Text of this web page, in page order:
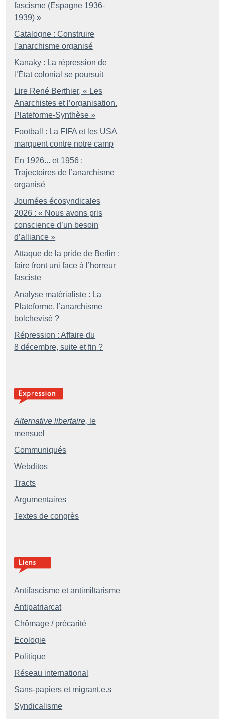
fascisme (Espagne 1936-
1939) »
Catalogne : Construire
l’anarchisme organisé
Kanaky : La répression de
l’État colonial se poursuit
Lire René Berthier, « Les
Anarchistes et l’organisation.
Plateforme-Synthèse »
Football : La FIFA et les USA
marquent contre notre camp
En 1926... et 1956 :
Trajectoires de l’anarchisme
organisé
Journées écosyndicales
2026 : « Nous avons pris
conscience d’un besoin
d’alliance »
Attaque de la pride de Berlin :
faire front uni face à l’horreur
fasciste
Analyse matérialiste : La
Plateforme, l’anarchisme
bolchevisé ?
Répression : Affaire du
8 décembre, suite et fin ?
Alternative libertaire, le
mensuel
Communiqués
Webditos
Tracts
Argumentaires
Textes de congrès
Antifascisme et antimiltarisme
Antipatriarcat
Chômage / précarité
Ecologie
Politique
Réseau international
Sans-papiers et migrant.e.s
Syndicalisme